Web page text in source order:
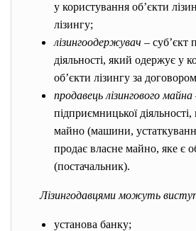
у користування об’єкти
лізингу;
лізингоодержувач – суб’єкт
діяльності, який одержує у
об’єкти лізингу за
продавець лізингового майна
підприємницької
майно (машини,
продає власне майно, яке є
(постачальник).
Лізингодавцями можуть
установа банку;